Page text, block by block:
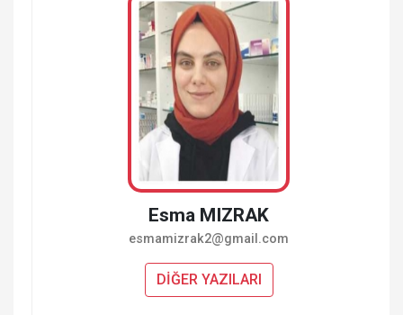
Esma MIZRAK
es­ma­miz­ra­k­2@​gmail.​com
DİĞER YAZILARI